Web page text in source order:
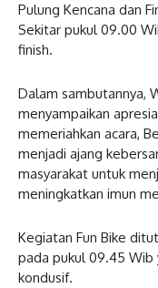
Pulung Kencana dan
Sekitar pukul 09.00
finish.
Dalam sambutannya,
menyampaikan
memeriahkan acara,
menjadi ajang
masyarakat untuk
meningkatkan imun
Kegiatan Fun Bike
pada pukul 09.45 Wib
kondusif.